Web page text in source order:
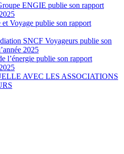
ENGIE publie son rapport
Voyage publie son rapport
SNCF Voyageurs publie son
2025
l’énergie publie son rapport
AVEC LES ASSOCIATIONS